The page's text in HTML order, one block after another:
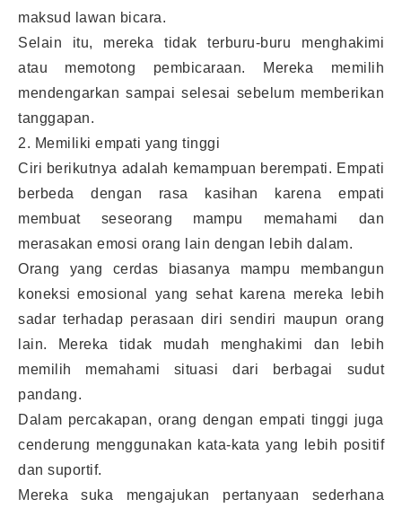
maksud lawan bicara.
Selain itu, mereka tidak terburu-buru menghakimi
atau memotong pembicaraan. Mereka memilih
mendengarkan sampai selesai sebelum memberikan
tanggapan.
2. Memiliki empati yang tinggi
Ciri berikutnya adalah kemampuan berempati. Empati
berbeda dengan rasa kasihan karena empati
membuat seseorang mampu memahami dan
merasakan emosi orang lain dengan lebih dalam.
Orang yang cerdas biasanya mampu membangun
koneksi emosional yang sehat karena mereka lebih
sadar terhadap perasaan diri sendiri maupun orang
lain. Mereka tidak mudah menghakimi dan lebih
memilih memahami situasi dari berbagai sudut
pandang.
Dalam percakapan, orang dengan empati tinggi juga
cenderung menggunakan kata-kata yang lebih positif
dan suportif.
Mereka suka mengajukan pertanyaan sederhana